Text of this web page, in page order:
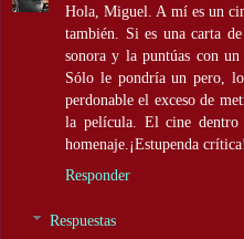
Hola, Miguel. A mí es un
también. Si es una carta
sonora y la puntúas con
Sólo le pondría un pero,
perdonable el exceso de
la película. El cine
homenaje.¡Estupenda
Responder
Respuestas